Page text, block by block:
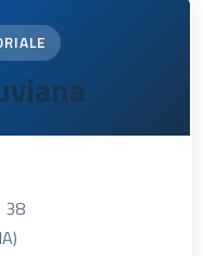
38